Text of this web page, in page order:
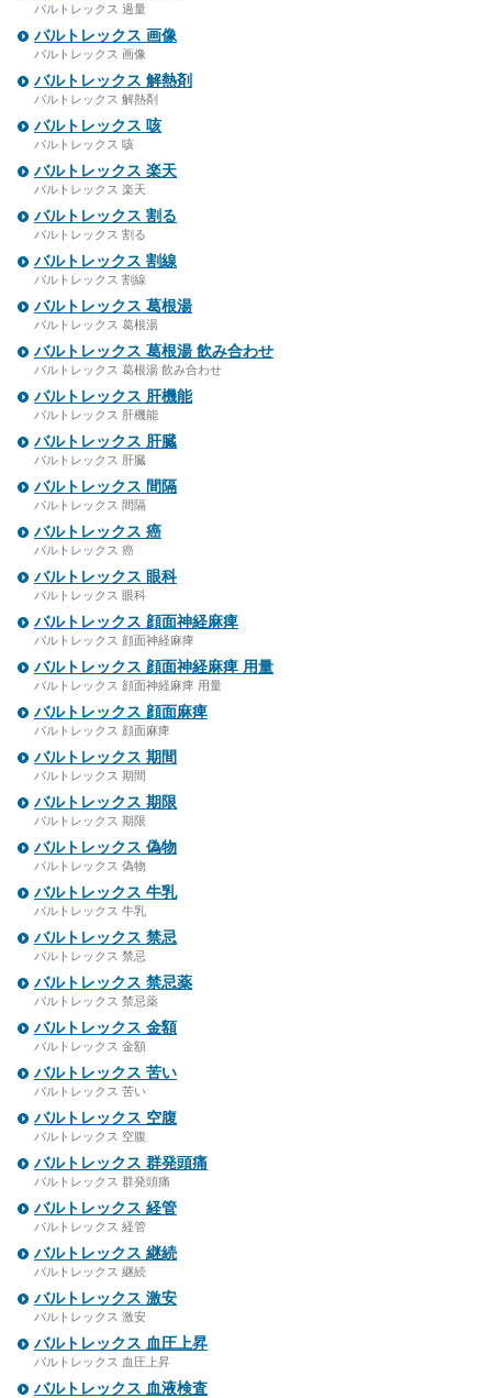
バルトレックス 過量
バルトレックス 画像
バルトレックス 画像
バルトレックス 解熱剤
バルトレックス 解熱剤
バルトレックス 咳
バルトレックス 咳
バルトレックス 楽天
バルトレックス 楽天
バルトレックス 割る
バルトレックス 割る
バルトレックス 割線
バルトレックス 割線
バルトレックス 葛根湯
バルトレックス 葛根湯
バルトレックス 葛根湯 飲み合わせ
バルトレックス 葛根湯 飲み合わせ
バルトレックス 肝機能
バルトレックス 肝機能
バルトレックス 肝臓
バルトレックス 肝臓
バルトレックス 間隔
バルトレックス 間隔
バルトレックス 癌
バルトレックス 癌
バルトレックス 眼科
バルトレックス 眼科
バルトレックス 顔面神経麻痺
バルトレックス 顔面神経麻痺
バルトレックス 顔面神経麻痺 用量
バルトレックス 顔面神経麻痺 用量
バルトレックス 顔面麻痺
バルトレックス 顔面麻痺
バルトレックス 期間
バルトレックス 期間
バルトレックス 期限
バルトレックス 期限
バルトレックス 偽物
バルトレックス 偽物
バルトレックス 牛乳
バルトレックス 牛乳
バルトレックス 禁忌
バルトレックス 禁忌
バルトレックス 禁忌薬
バルトレックス 禁忌薬
バルトレックス 金額
バルトレックス 金額
バルトレックス 苦い
バルトレックス 苦い
バルトレックス 空腹
バルトレックス 空腹
バルトレックス 群発頭痛
バルトレックス 群発頭痛
バルトレックス 経管
バルトレックス 経管
バルトレックス 継続
バルトレックス 継続
バルトレックス 激安
バルトレックス 激安
バルトレックス 血圧上昇
バルトレックス 血圧上昇
バルトレックス 血液検査